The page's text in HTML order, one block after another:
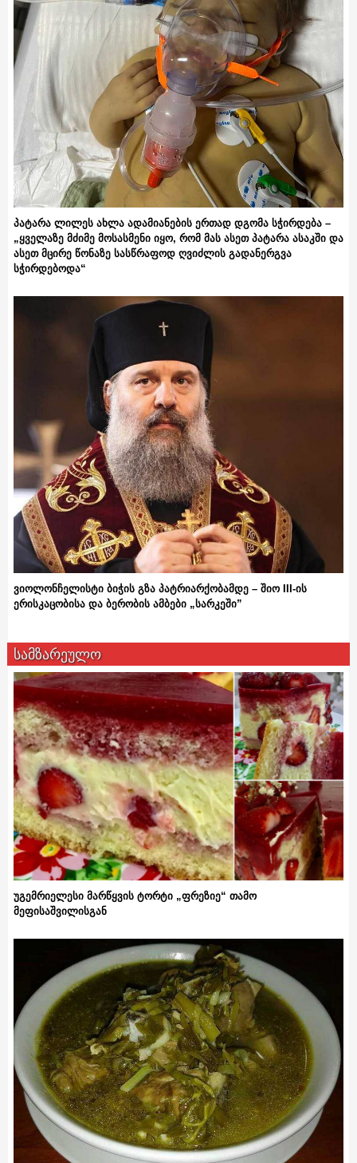
პატარა ლილეს ახლა ადამიანების ერთად დგომა სჭირდება –
„ყველაზე მძიმე მოსასმენი იყო, რომ მას ასეთ პატარა ასაკში და
ასეთ მცირე წონაზე სასწრაფოდ ღვიძლის გადანერგვა
სჭირდებოდა“
ვიოლონჩელისტი ბიჭის გზა პატრიარქობამდე – შიო III-ის
ერისკაცობისა და ბერობის ამბები „სარკეში”
სამზარეულო
უგემრიელესი მარწყვის ტორტი „ფრეზიე“ თამო
მეფისაშვილისგან